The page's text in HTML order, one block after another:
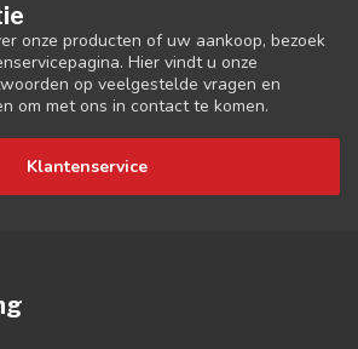
onze producten of uw aankoop, bezoek
Hier vindt u onze
op veelgestelde vragen en
om met ons in contact te komen.
Klantenservice